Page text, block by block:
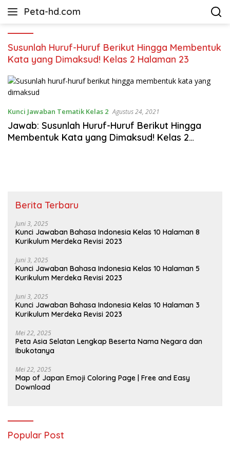
Peta-hd.com
Kumpulan
HD
Susunlah Huruf-Huruf Berikut Hingga Membentuk
Kata yang Dimaksud! Kelas 2 Halaman 23
Kunci Jawaban Tematik Kelas 2 Agustus 24, 2021
Jawab: Susunlah Huruf-Huruf Berikut Hingga
Membentuk Kata yang Dimaksud! Kelas 2
Berita Terbaru
Juni 3, 2025
Kunci Jawaban Bahasa Indonesia Kelas 10 Halaman 8
Kurikulum Merdeka Revisi 2023
Juni 3, 2025
Kunci Jawaban Bahasa Indonesia Kelas 10 Halaman 5
Kurikulum Merdeka Revisi 2023
Juni 3, 2025
Kunci Jawaban Bahasa Indonesia Kelas 10 Halaman 3
Kurikulum Merdeka Revisi 2023
Mei 22, 2025
Peta Asia Selatan Lengkap Beserta Nama Negara dan
Ibukotanya
Mei 22, 2025
Map of Japan Emoji Coloring Page | Free and Easy
Download
Popular Post